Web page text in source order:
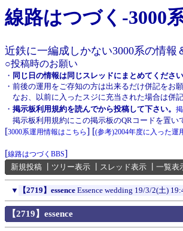
線路はつづく-3000
近鉄に一編成しかない3000系の情報
○投稿時のお願い
・ 同じ日の情報は同じスレッドにまとめてください
・前後の運用をご存知の方は出来るだけ併記をお願
なお、以前に入ったスジに充当された場合は併
・ 掲示板利用規約を読んでから投稿して下さい。
掲示板利用規約にこの掲示板のQRコードを置い
[3000系運用情報はこちら] [(参考)2004年度に入った運
[線路はつづくBBS]
新規投稿 ツリー表示 スレッド表示 一覧表
▼ 【2719】essence Essence wedding 19/3/2(土)
【2719】essence